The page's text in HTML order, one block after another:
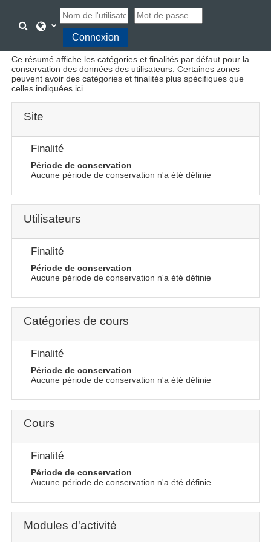
Activer/désactiver la saisie de recherche
Connexion
Résumé de conservation de données
Ce résumé affiche les catégories et finalités par défaut pour la
conservation des données des utilisateurs. Certaines zones
peuvent avoir des catégories et finalités plus spécifiques que
celles indiquées ici.
Site
Finalité
Période de conservation
Aucune période de conservation n'a été définie
Utilisateurs
Finalité
Période de conservation
Aucune période de conservation n'a été définie
Catégories de cours
Finalité
Période de conservation
Aucune période de conservation n'a été définie
Cours
Finalité
Période de conservation
Aucune période de conservation n'a été définie
Modules d'activité